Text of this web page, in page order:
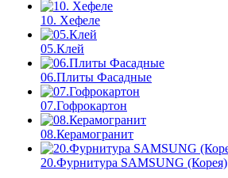
10. Хефеле
05.Клей
06.Плиты Фасадные
07.Гофрокартон
08.Керамогранит
20.Фурнитура SAMSUNG (Корея)